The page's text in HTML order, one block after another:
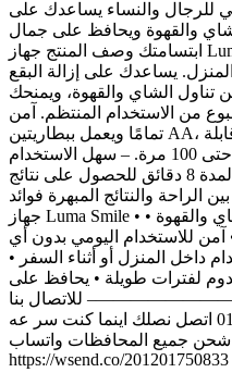
مثالي للرجال والنساء يساعدك على
والقهوة ويحافظ على جمال
ابتسامتك وصف المنتج جهاز Luma Smile لتنظيف وتلميع الأسنان
يساعدك على إزالة البقع
تناول الشاي والقهوة، ويمنحك
من الاستخدام المنتظم. آمن
تمامًا ويعمل ببطاريتين AA، ويأتي مع خمسة أكواب مطاطية قابلة
للإزالة، وكل كوب يمكن استخدامه حتى 100 مرة. – سهل الاستخدام
ومناسب للجنسين – يستخدم يوميًا لمدة 8 دقائق للحصول على نتائج
الراحة والنتائج المبهرة فوائد
جهاز Luma Smile • يزيل البقع الصفراء الناتجة عن الشاي والقهوة •
آمن للاستخدام اليومي بدون أي
داخل المنزل أو أثناء السفر •
لفترات طويلة • يحافظ على
—————————– للاتصال بنا
الهاتف 01201750833 - 01287288466 اتصل نصلك اينما كنت سر عه
شحن جميع المحافظات واتساب
https://wsend.co/201201750833